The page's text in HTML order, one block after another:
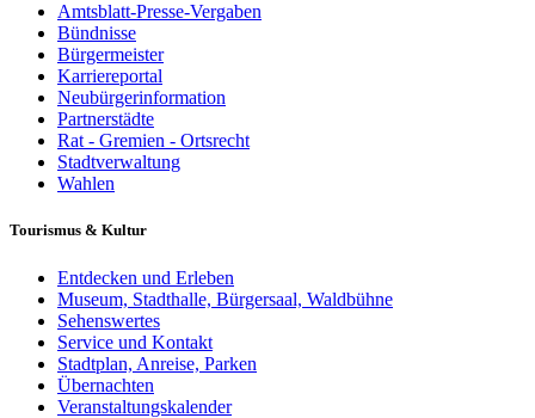
Amtsblatt-Presse-Vergaben
Bündnisse
Bürgermeister
Karriereportal
Neubürgerinformation
Partnerstädte
Rat - Gremien - Ortsrecht
Stadtverwaltung
Wahlen
Tourismus & Kultur
Entdecken und Erleben
Museum, Stadthalle, Bürgersaal, Waldbühne
Sehenswertes
Service und Kontakt
Stadtplan, Anreise, Parken
Übernachten
Veranstaltungskalender